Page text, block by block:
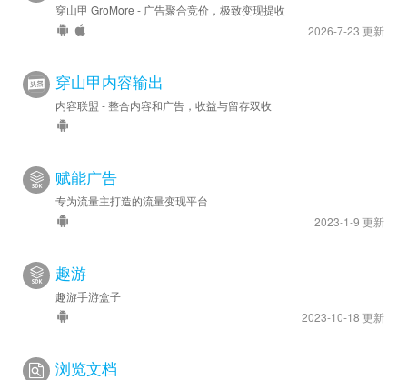
穿山甲 GroMore - 广告聚合竞价，极致变现提收
2026-7-23 更新
穿山甲内容输出
内容联盟 - 整合内容和广告，收益与留存双收
赋能广告
专为流量主打造的流量变现平台
2023-1-9 更新
趣游
趣游手游盒子
2023-10-18 更新
浏览文档